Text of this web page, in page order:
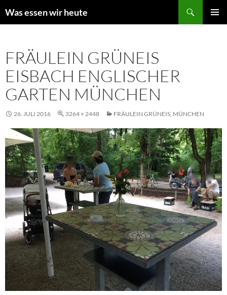
Inhalt
Was essen wir heute
FRÄULEIN GRÜNEIS
EISBACH ENGLISCHER
GARTEN MÜNCHEN
26. JULI 2016 3264 × 2448 FRÄULEIN GRÜNEIS, MÜNCHEN